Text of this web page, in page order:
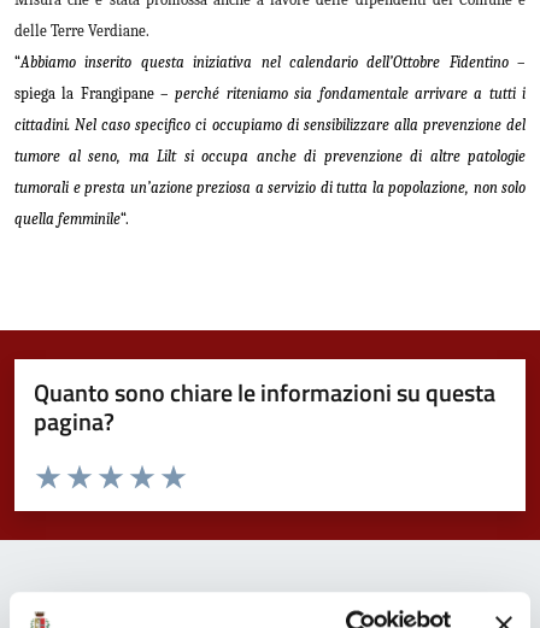
delle Terre Verdiane.
“Abbiamo inserito questa iniziativa nel calendario dell’Ottobre Fidentino –
spiega la Frangipane –perché riteniamo sia fondamentale arrivare a tutti i
cittadini. Nel caso specifico ci occupiamo di sensibilizzare alla prevenzione del
tumore al seno, ma Lilt si occupa anche di prevenzione di altre patologie
tumorali e presta un’azione preziosa a servizio di tutta la popolazione, non solo
quella femminile“.
Quanto sono chiare le informazioni su questa
pagina?
Valuta da 1 a 5 stelle la pagina
Valuta 5 stelle su 5
Valuta 4 stelle su 5
Valuta 3 stelle su 5
Valuta 2 stelle su 5
Valuta 1 stelle su 5